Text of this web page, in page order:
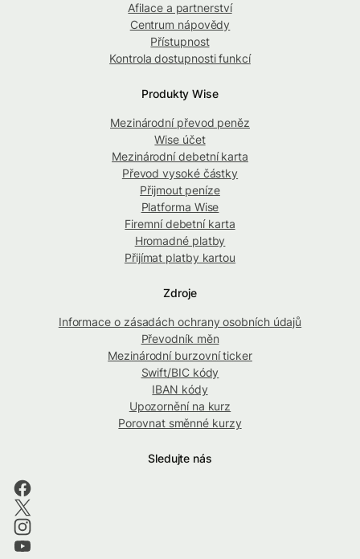
Afilace a partnerství
Centrum nápovědy
Přístupnost
Kontrola dostupnosti funkcí
Produkty Wise
Mezinárodní převod peněz
Wise účet
Mezinárodní debetní karta
Převod vysoké částky
Přijmout peníze
Platforma Wise
Firemní debetní karta
Hromadné platby
Přijímat platby kartou
Zdroje
Informace o zásadách ochrany osobních údajů
Převodník měn
Mezinárodní burzovní ticker
Swift/BIC kódy
IBAN kódy
Upozornění na kurz
Porovnat směnné kurzy
Sledujte nás